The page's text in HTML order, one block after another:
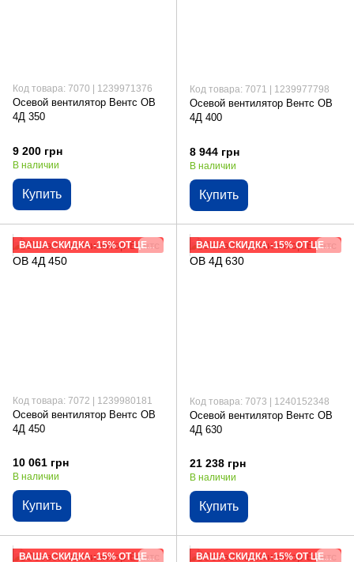
Код товара: 7070 | 1239971376
Осевой вентилятор Вентс ОВ
4Д 350
9 200 грн
В наличии
Купить
Код товара: 7071 | 1239977798
Осевой вентилятор Вентс ОВ
4Д 400
8 944 грн
В наличии
Купить
Код товара: 7072 | 1239980181
Осевой вентилятор Вентс ОВ
4Д 450
10 061 грн
В наличии
Купить
Код товара: 7073 | 1240152348
Осевой вентилятор Вентс ОВ
4Д 630
21 238 грн
В наличии
Купить
ВАША СКИДКА -15% ОТ ЦЕНЫ САЙТА ВАША СКИДКА -15% ОТ ЦЕНЫ САЙТА